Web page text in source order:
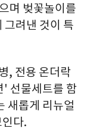
며 벚꽃놀이를
그려낸 것이 특
, 전용 온더락
' 선물세트를 함
새롭게 리뉴얼
다.